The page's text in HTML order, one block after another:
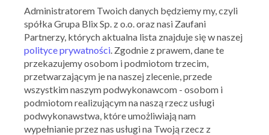
niego telekomunikacyjnym urządzeniu
końcowym lub konfiguracji usługi;
abonent lub użytkownik końcowy, po otrzymaniu
informacji, o których mowa w pkt 1, wyrazi na to zgodę;
przechowywana informacja lub uzyskiwanie do niej
dostępu nie powoduje zmian konfiguracyjnych w
telekomunikacyjnym urządzeniu końcowym abonenta
lub użytkownika końcowego i oprogramowaniu
zainstalowanym w tym urządzeniu.
Administratorem Twoich danych będziemy my, czyli
spółka Grupa Blix Sp. z o.o. oraz nasi Zaufani
Partnerzy, których aktualna lista znajduje się w naszej
polityce prywatności. Zgodnie z prawem, dane te
przekazujemy osobom i podmiotom trzecim,
przetwarzającym je na naszej zlecenie, przede
wszystkim naszym podwykonawcom - osobom i
podmiotom realizującym na naszą rzecz usługi
podwykonawstwa, które umożliwiają nam
wypełnianie przez nas usługi na Twoją rzecz z